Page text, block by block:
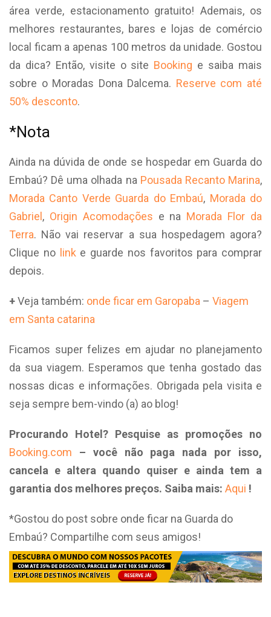
área verde, estacionamento gratuito! Ademais, os
melhores restaurantes, bares e lojas de comércio
local ficam a apenas 100 metros da unidade. Gostou
da dica? Então, visite o site Booking e saiba mais
sobre o Moradas Dona Dalcema. Reserve com até
50% desconto.
*Nota
Ainda na dúvida de onde se hospedar em Guarda do
Embaú? Dê uma olhada na Pousada Recanto Marina,
Morada Canto Verde Guarda do Embaú, Morada do
Gabriel , Origin Acomodações e na Morada Flor da
Terra. Não vai reservar a sua hospedagem agora?
Clique no link e guarde nos favoritos para comprar
depois.
+Veja também: onde ficar em Garopaba – Viagem
em Santa catarina
Ficamos super felizes em ajudar no planejamento
da sua viagem. Esperamos que tenha gostado das
nossas dicas e informações. Obrigada pela visita e
seja sempre bem-vindo (a) ao blog!
Procurando Hotel? Pesquise as promoções no
Booking.com
– você não paga nada por isso,
cancela e altera quando quiser e ainda tem a
garantia dos melhores preços. Saiba mais: Aqui !
*Gostou do post sobre onde ficar na Guarda do
Embaú? Compartilhe com seus amigos!